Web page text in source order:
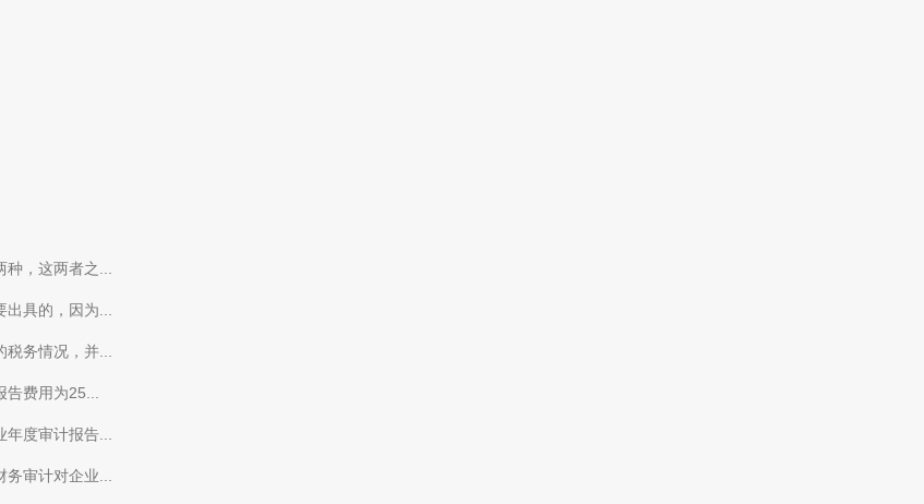
，这两者之...
具的，因为...
务情况，并...
费用为25...
度审计报告...
审计对企业...